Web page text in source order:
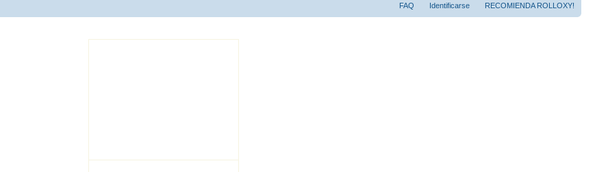
FAQ Identificarse RECOMIENDA ROLLOXY!